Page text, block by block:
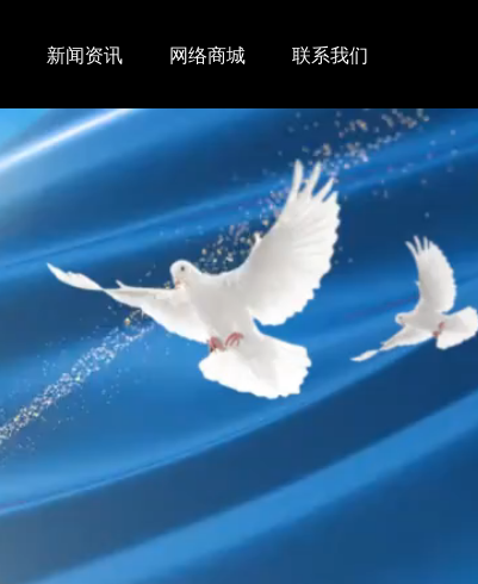
新闻资讯 网络商城 联系我们